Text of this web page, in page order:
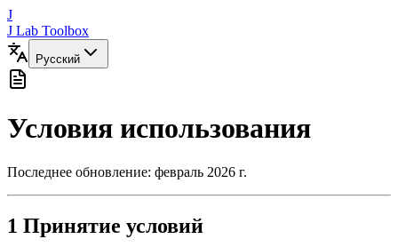
J
J Lab Toolbox
Русский
Условия использования
Последнее обновление: февраль 2026 г.
1 Принятие условий